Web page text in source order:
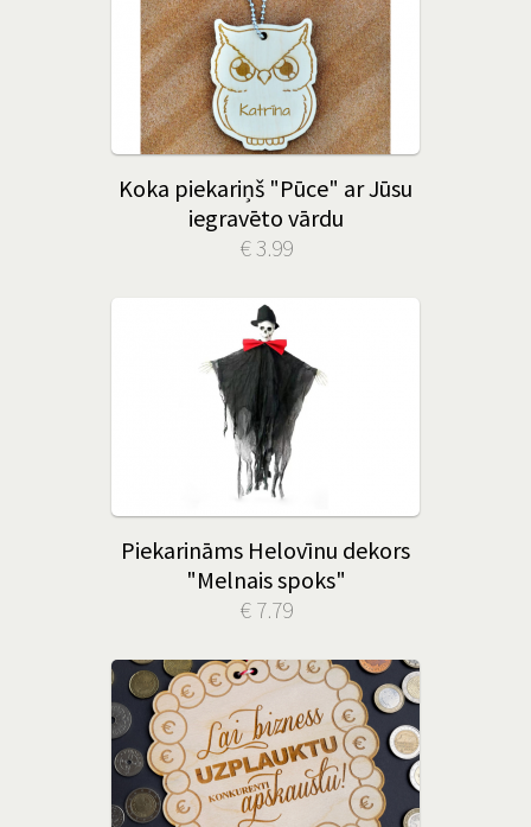
Koka piekariņš "Pūce" ar Jūsu
iegravēto vārdu
€ 3.99
Piekarināms Helovīnu dekors
"Melnais spoks"
€ 7.79